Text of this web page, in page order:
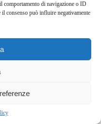
comportamento di navigazione o ID
consenso può influire negativamente
le notizie più importanti su